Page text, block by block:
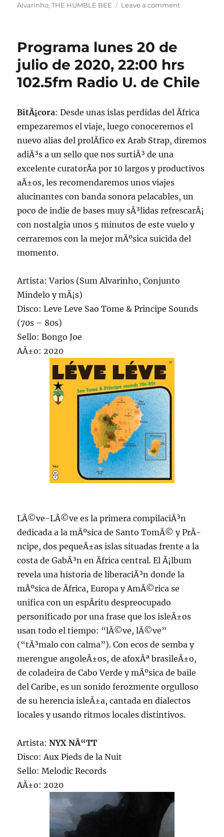
Alvarinho,THE HUMBLE BEE Leave a commenton
julio
de
2020
Programa lunes 20 de
julio de 2020, 22:00 hrs
102.5fm Radio U. de Chile
BitÃ¡cora: Desde unas islas perdidas del Ãfrica
empezaremos el viaje, luego conoceremos el
nuevo alias del prolÃ­fico ex Arab Strap, diremos
adiÃ³s a un sello que nos surtiÃ³ de una
excelente curatorÃ­a por 10 largos y productivos
aÃ±os, les recomendaremos unos viajes
alucinantes con banda sonora pelacables, un
poco de indie de bases muy sÃ³lidas refrescarÃ¡
con nostalgia unos 5 minutos de este vuelo y
cerraremos con la mejor mÃºsica suicida del
momento.
Artista: Varios (Sum Alvarinho, Conjunto
Mindelo y mÃ¡s)
Disco: Leve Leve Sao Tome & Principe Sounds
(70s – 80s)
Sello: Bongo Joe
AÃ±o: 2020
LÃ©ve-LÃ©ve es la primera compilaciÃ³n
dedicada a la mÃºsica de Santo TomÃ© y PrÃ­
ncipe, dos pequeÃ±as islas situadas frente a la
costa de GabÃ³n en Ãfrica central. El Ã¡lbum
revela una historia de liberaciÃ³n donde la
mÃºsica de Ãfrica, Europa y AmÃ©rica se
unifica con un espÃ­ritu despreocupado
personificado por una frase que los isleÃ±os
usan todo el tiempo: “lÃ©ve, lÃ©ve”
(“tÃ³malo con calma”). Con ecos de semba y
merengue angoleÃ±os, de afoxÃª brasileÃ±o,
de coladeira de Cabo Verde y mÃºsica de baile
del Caribe, es un sonido ferozmente orgulloso
de su herencia isleÃ±a, cantada en dialectos
locales y usando ritmos locales distintivos.
Artista:NYX NÃ“TT
Disco: Aux Pieds de la Nuit
Sello: Melodic Records
AÃ±o: 2020